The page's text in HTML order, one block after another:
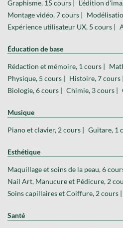
Graphisme, 15 cours |
L'édition
Montage vidéo, 7 cours |
Expérience utilisateur UX, 5 cours |
Éducation de base
Rédaction et mémoire, 1 cours |
Physique, 5 cours |
Histoire, 7 cours |
Biologie, 6 cours |
Chimie, 3 cours |
Musique
Piano et clavier, 2 cours | Guitare, 1
Esthétique
Maquillage et soins de la peau, 6 cours
Nail Art, Manucure et Pédicure, 2
Soins capillaires et Coiffure, 2 cours |
Santé